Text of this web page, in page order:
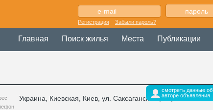
Регистрация Забыли пароль?
Главная Поиск жилья Места Публикации
смотреть данные об
авторе объявления
Украина Киевская , Киев, ул. Саксаганского, 38,